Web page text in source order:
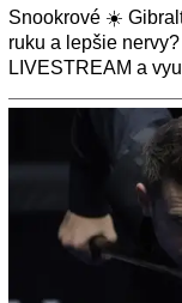
Snookrové ☀️
ruku a lepšie
LIVESTREAM a